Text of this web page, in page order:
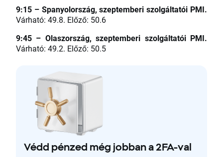
9:15 – Spanyolország, szeptemberi szolgáltatói PMI.
Várható: 49.8. Előző: 50.6
9:45 – Olaszország, szeptemberi szolgáltatói PMI.
Várható: 49.2. Előző: 50.5
Védd pénzed még jobban a 2FA-val